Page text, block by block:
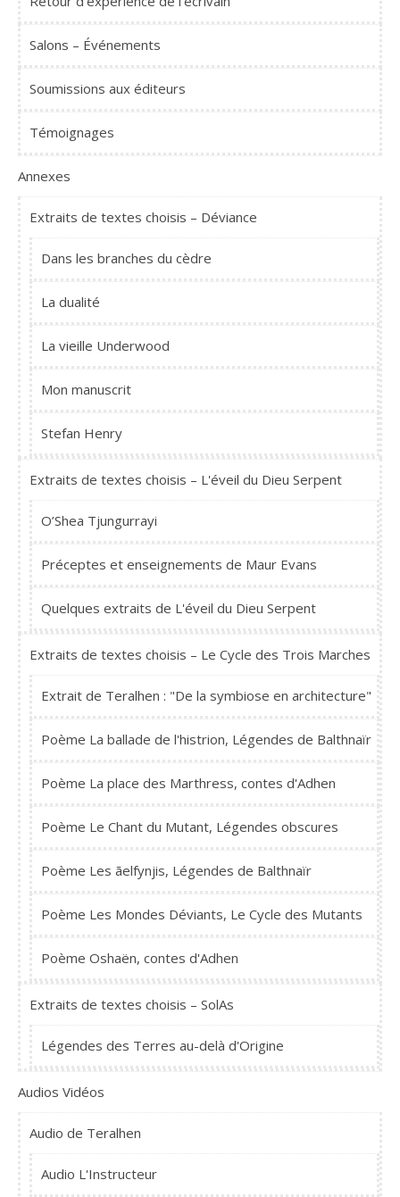
Salons – Événements
Soumissions aux éditeurs
Témoignages
Annexes
Extraits de textes choisis – Déviance
Dans les branches du cèdre
La dualité
La vieille Underwood
Mon manuscrit
Stefan Henry
Extraits de textes choisis – L'éveil du Dieu Serpent
O’Shea Tjungurrayi
Préceptes et enseignements de Maur Evans
Quelques extraits de L'éveil du Dieu Serpent
Extraits de textes choisis – Le Cycle des Trois Marches
Extrait de Teralhen : "De la symbiose en architecture"
Poème La ballade de l'histrion, Légendes de Balthnaïr
Poème La place des Marthress, contes d'Adhen
Poème Le Chant du Mutant, Légendes obscures
Poème Les ãelfynjis, Légendes de Balthnaïr
Poème Les Mondes Déviants, Le Cycle des Mutants
Poème Oshaën, contes d'Adhen
Extraits de textes choisis – SolAs
Légendes des Terres au-delà d'Origine
Audios Vidéos
Audio de Teralhen
Audio L'Instructeur